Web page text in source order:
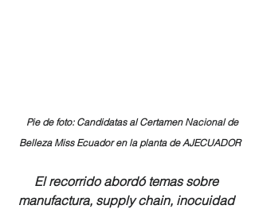
Pie de foto: Candidatas al Certamen Nacional de
Belleza Miss Ecuador en la planta de AJECUADOR
El recorrido abordó temas sobre
manufactura, supply chain, inocuidad